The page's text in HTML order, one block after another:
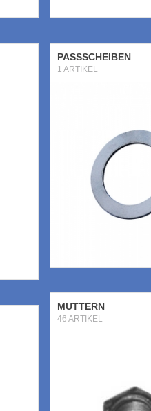
PASSSCHEIBEN
1 ARTIKEL
MUTTERN
46 ARTIKEL